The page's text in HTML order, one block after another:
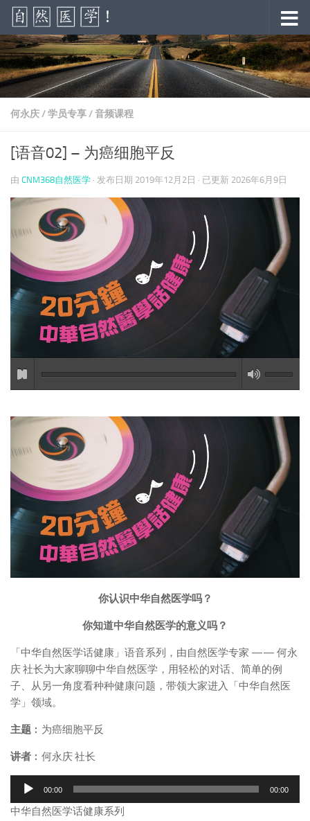
跳至内容
何永庆/学员专享/音频课程
[语音02] – 为癌细胞平反
由 CNM368自然医学 · 发布日期 2019年12月2日 · 已更新 2026年6月9日
你认识中华自然医学吗？
你知道中华自然医学的意义吗？
「中华自然医学话健康」语音系列，由自然医学专家 —— 何永
庆 社长为大家聊聊中华自然医学，用轻松的对话、简单的例
子、从另一角度看种种健康问题，带领大家进入「中华自然医
学」领域。
主题 ︰为癌细胞平反
讲者 ︰何永庆 社长
播
00:00 00:00
中华自然医学话健康系列